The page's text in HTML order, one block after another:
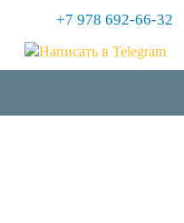
+7 978 692-66-32